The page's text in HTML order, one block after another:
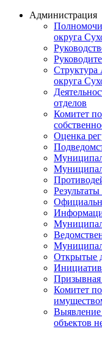
Администрация
округа
округа
отделов
Комитет
Оценка
Открытые
Комитет
Выявление
объектов